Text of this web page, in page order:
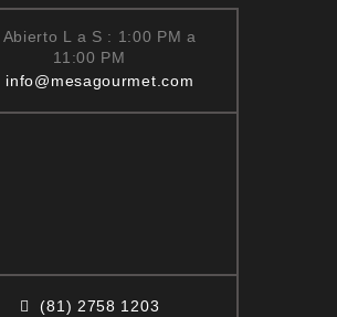
Abierto L a S : 1:00 PM a
11:00 PM
info@mesagourmet.com
(81) 2758 1203